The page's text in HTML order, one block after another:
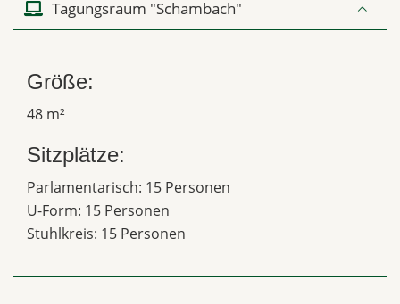
Tagungsraum "Schambach"
Größe:
48 m²
Sitzplätze:
Parlamentarisch: 15 Personen
U-Form: 15 Personen
Stuhlkreis: 15 Personen